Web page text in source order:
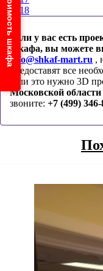
18
Если у вас есть
шкафа, вы можете
info@shkaf-mart.ru ,
предоставят все
если это нужно 3D
Московской
звоните: +7 (499) 346-